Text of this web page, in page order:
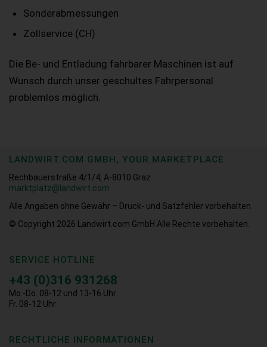
Sonderabmessungen
Zollservice (CH)
Die Be- und Entladung fahrbarer Maschinen ist auf
Wunsch durch unser geschultes Fahrpersonal
problemlos möglich.
LANDWIRT.COM GMBH, YOUR MARKETPLACE
Rechbauerstraße 4/1/4, A-8010 Graz
marktplatz@landwirt.com
Alle Angaben ohne Gewähr – Druck- und Satzfehler vorbehalten.
© Copyright 2026
Landwirt.com GmbH Alle Rechte vorbehalten.
SERVICE HOTLINE
+43 (0)316 931268
Mo.-Do. 08-12 und 13-16 Uhr
Fr. 08-12 Uhr
RECHTLICHE INFORMATIONEN